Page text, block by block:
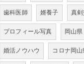
歯科医師 婿養子 真
プロフィール写真 岡山県
婚活ノウハウ コロナ岡山